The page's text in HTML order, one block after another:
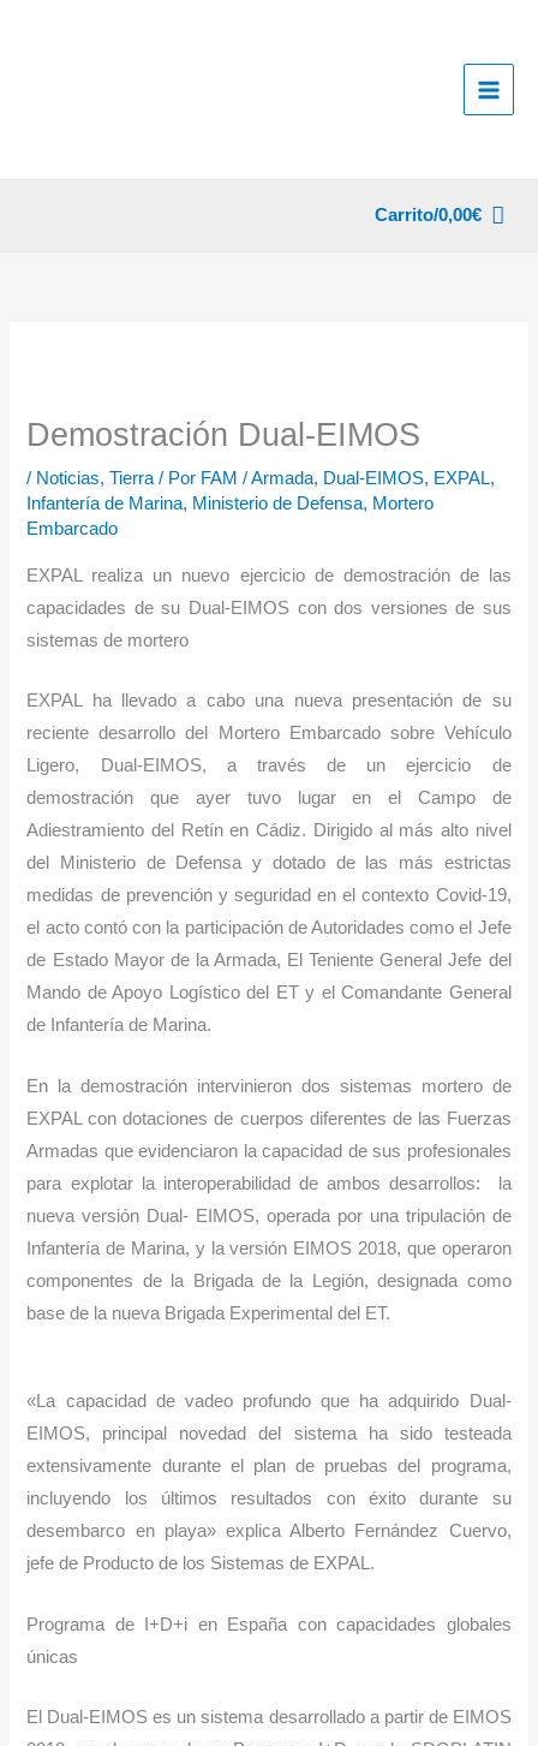
Carrito/0,00€
Demostración Dual-EIMOS
/ Noticias,Tierra/ Por FAM/Armada, Dual-EIMOS, EXPAL,
Infantería de Marina, Ministerio de Defensa, Mortero
Embarcado
EXPAL realiza un nuevo ejercicio de demostración de las
capacidades de su Dual-EIMOS con dos versiones de sus
sistemas de mortero
EXPAL ha llevado a cabo una nueva presentación de su
reciente desarrollo del Mortero Embarcado sobre Vehículo
Ligero, Dual-EIMOS, a través de un ejercicio de
demostración que ayer tuvo lugar en el Campo de
Adiestramiento del Retín en Cádiz. Dirigido al más alto nivel
del Ministerio de Defensa y dotado de las más estrictas
medidas de prevención y seguridad en el contexto Covid-19,
el acto contó con la participación de Autoridades como el Jefe
de Estado Mayor de la Armada, El Teniente General Jefe del
Mando de Apoyo Logístico del ET y el Comandante General
de Infantería de Marina.
En la demostración intervinieron dos sistemas mortero de
EXPAL con dotaciones de cuerpos diferentes de las Fuerzas
Armadas que evidenciaron la capacidad de sus profesionales
para explotar la interoperabilidad de ambos desarrollos: la
nueva versión Dual- EIMOS, operada por una tripulación de
Infantería de Marina, y la versión EIMOS 2018, que operaron
componentes de la Brigada de la Legión, designada como
base de la nueva Brigada Experimental del ET.
«La capacidad de vadeo profundo que ha adquirido Dual-
EIMOS, principal novedad del sistema ha sido testeada
extensivamente durante el plan de pruebas del programa,
incluyendo los últimos resultados con éxito durante su
desembarco en playa» explica Alberto Fernández Cuervo,
jefe de Producto de los Sistemas de EXPAL.
Programa de I+D+i en España con capacidades globales
únicas
El Dual-EIMOS es un sistema desarrollado a partir de EIMOS